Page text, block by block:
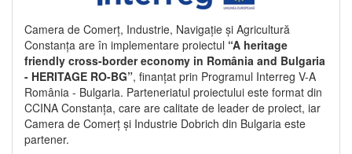
Camera de Comerț, Industrie, Navigație și Agricultură
Constanța are în implementare proiectul “A heritage
friendly cross-border economy in România and Bulgaria
- HERITAGE RO-BG”, finanțat prin Programul Interreg V-A
România - Bulgaria. Parteneriatul proiectului este format din
CCINA Constanța, care are calitate de leader de proiect, iar
Camera de Comerț și Industrie Dobrich din Bulgaria este
partener.